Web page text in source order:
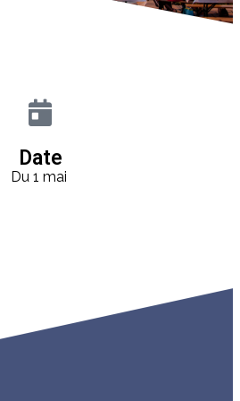
Date
Du 1 mai